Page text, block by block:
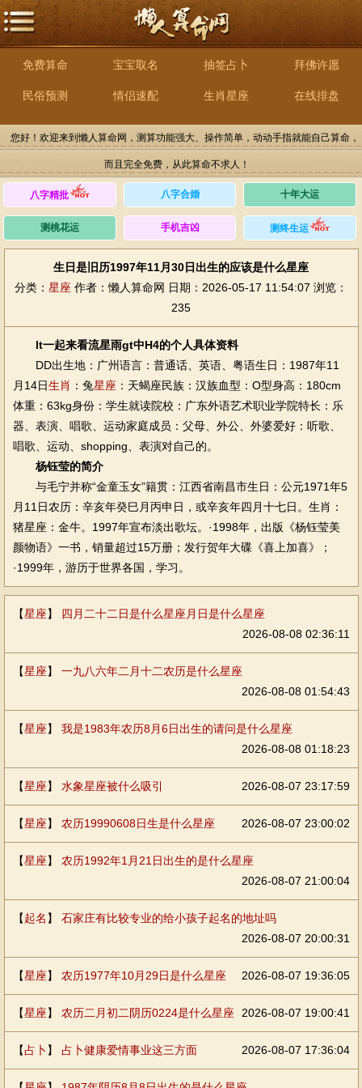
免费算命 宝宝取名 抽签占卜 拜佛许愿
民俗预测 情侣速配 生肖星座 在线排盘
您好！欢迎来到懒人算命网，测算功能强大、操作简单，动动手指就能自己算命，
而且完全免费，从此算命不求人！
八字精批 八字合婚 十年大运
测桃花运 手机吉凶 测终生运
生日是旧历1997年11月30日出生的应该是什么星座
分类： 星座 作者：懒人算命网 日期：2026-05-17 11:54:07 浏览：
235
lt一起来看流星雨gt中H4的个人具体资料
DD出生地：广州语言：普通话、英语、粤语生日：1987年11
月14日生肖 ：兔星座 ：天蝎座民族：汉族血型：O型身高：180cm
体重：63kg身份：学生就读院校：广东外语艺术职业学院特长：乐
器、表演、唱歌、运动家庭成员：父母、外公、外婆爱好：听歌、
唱歌、运动、shopping、表演对自己的。
杨钰莹的简介
与毛宁并称“金童玉女”籍贯：江西省南昌市生日：公元1971年5
月11日农历：辛亥年癸巳月丙申日，或辛亥年四月十七日。生肖：
猪星座：金牛。1997年宣布淡出歌坛。·1998年，出版《杨钰莹美
颜物语》一书，销量超过15万册；发行贺年大碟《喜上加喜》；
·1999年，游历于世界各国，学习。
【星座】 四月二十二日是什么星座月日是什么星座
2026-08-08 02:36:11
【星座】 一九八六年二月十二农历是什么星座
2026-08-08 01:54:43
【星座】 我是1983年农历8月6日出生的请问是什么星座
2026-08-08 01:18:23
【星座】 水象星座被什么吸引 2026-08-07 23:17:59
【星座】 农历19990608日生是什么星座 2026-08-07 23:00:02
【星座】 农历1992年1月21日出生的是什么星座
2026-08-07 21:00:04
【起名 】 石家庄有比较专业的给小孩子起名的地址吗
2026-08-07 20:00:31
【星座】 农历1977年10月29日是什么星座 2026-08-07 19:36:05
【星座】 农历二月初二阴历0224是什么星座 2026-08-07 19:00:41
【占卜 】 占卜健康爱情事业这三方面 2026-08-07 17:36:04